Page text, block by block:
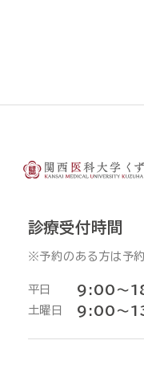
診療受付時間
※予約のある方は予約
平日 9:00～
土曜日 9:00〜